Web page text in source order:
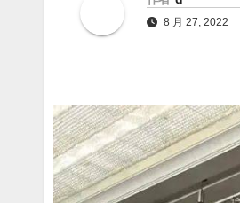
8 月 27, 2022